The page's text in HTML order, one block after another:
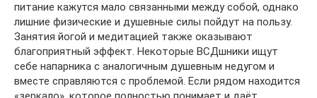
питание кажутся мало связанными между собой, однако
лишние физические и душевные силы пойдут на пользу.
Занятия йогой и медитацией также оказывают
благоприятный эффект. Некоторые ВСДшники ищут
себе напарника с аналогичным душевным недугом и
вместе справляются с проблемой. Если рядом находится